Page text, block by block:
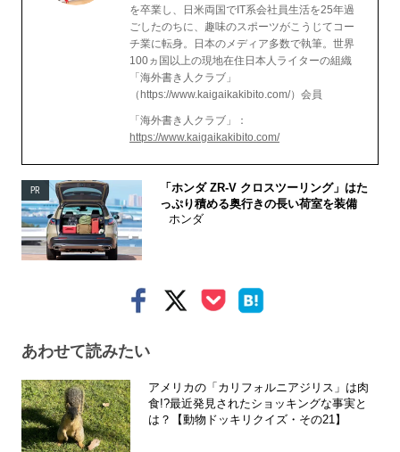
を卒業し、日米両国でIT系会社員生活を25年過
ごしたのちに、趣味のスポーツがこうじてコー
チ業に転身。日本のメディア多数で執筆。世界
100ヵ国以上の現地在住日本人ライターの組織
「海外書き人クラブ」
（https://www.kaigaikakibito.com/）会員
「海外書き人クラブ」：
https://www.kaigaikakibito.com/
PR
「ホンダ ZR-V クロスツーリング」はた
っぷり積める奥行きの長い荷室を装備
ホンダ
あわせて読みたい
アメリカの「カリフォルニアジリス」は肉
食!?最近発見されたショッキングな事実と
は？【動物ドッキリクイズ・その21】